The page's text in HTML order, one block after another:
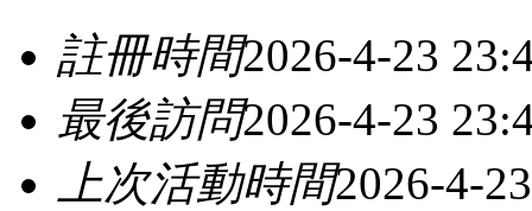
註冊時間2026-4-23
最後訪問2026-4-23
上次活動時間2026-4-